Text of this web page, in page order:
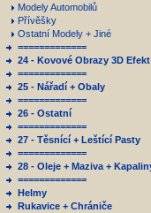
Modely Automobilů
Přívěšky
Ostatní Modely + Jiné
=============
24 - Kovové Obrazy 3D Efekt
=============
25 - Nářadí + Obaly
=============
26 - Ostatní
=============
27 - Těsnící + Leštící Pasty
=============
28 - Oleje + Maziva +
=============
Helmy
Rukavice + Chrániče